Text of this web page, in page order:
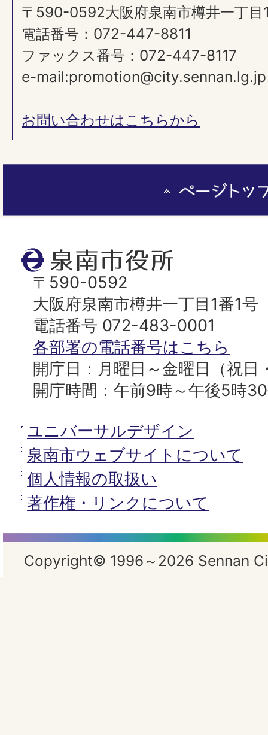
〒590-0592大阪府泉南市樽井一丁目
電話番号：072-447-8811
ファックス番号：072-447-8117
e-mail:promotion@city.sennan.lg.jp
お問い合わせはこちらから
泉
南
市
役
所
〒590-0592
大阪府泉南市樽井一丁目1番1号
電話番号 072-483-0001
各部署の電話番号はこちら
開庁日：月曜日～金曜日（祝日
開庁時間：午前9時～午後5時
ユニバーサルデザイン
泉南市ウェブサイトについて
個人情報の取扱い
著作権・リンクについて
Copyright© 1996～2026 Sennan